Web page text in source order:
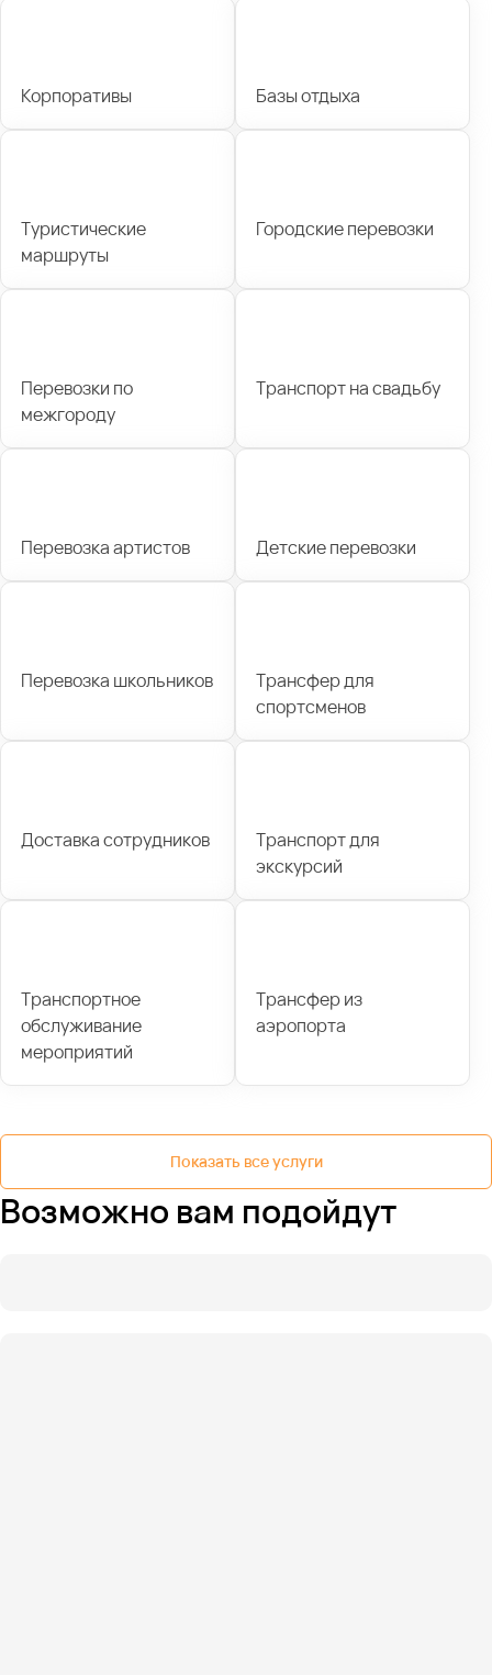
Корпоративы Базы отдыха
Туристические
маршруты
Городские перевозки
Перевозки по
межгороду
Транспорт на свадьбу
Перевозка артистов Детские перевозки
Перевозка школьников
Трансфер для
спортсменов
Доставка сотрудников
Транспорт для
экскурсий
Транспортное
обслуживание
мероприятий
Трансфер из
аэропорта
Показать все услуги
Возможно вам подойдут